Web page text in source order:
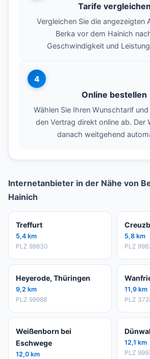
Tarife vergleichen
Vergleichen Sie die angezeigten
Berka vor dem Hainich
Geschwindigkeit und
4
Online bestellen
Wählen Sie Ihren Wunschtarif
den Vertrag direkt online ab. Der
danach weitgehend
Internetanbieter in der Nähe von
Hainich
Treffurt
5,4 km
PLZ 99830
5,8 km
PLZ
Heyerode, Thüringen
9,2 km
PLZ 99988
11,9 km
PLZ
Weißenborn bei
Eschwege
12,0 km
12,1 km
PLZ